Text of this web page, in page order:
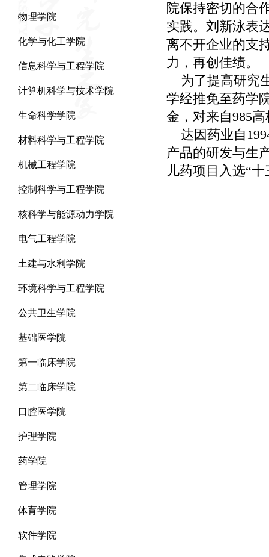
物理学院
化学与化工学院
信息科学与工程学院
计算机科学与技术学院
生命科学学院
材料科学与工程学院
机械工程学院
控制科学与工程学院
核科学与能源动力学院
电气工程学院
土建与水利学院
环境科学与工程学院
公共卫生学院
基础医学院
第一临床学院
第二临床学院
口腔医学院
护理学院
药学院
管理学院
体育学院
软件学院
院保持密切的合
实践。刘新泳表
离不开企业的支
力，再创佳绩。
为了提高研究
学经推免至药学
金，对来自985
达因药业自
产品的研发与生
儿药项目入选“